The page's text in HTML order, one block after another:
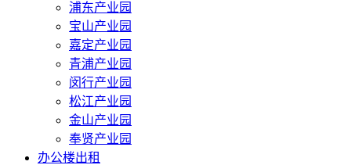
浦东产业园
宝山产业园
嘉定产业园
青浦产业园
闵行产业园
松江产业园
金山产业园
奉贤产业园
办公楼出租